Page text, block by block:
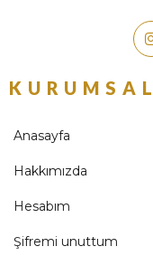
KURUMSAL
Anasayfa
Hakkımızda
Hesabım
Şifremi unuttum